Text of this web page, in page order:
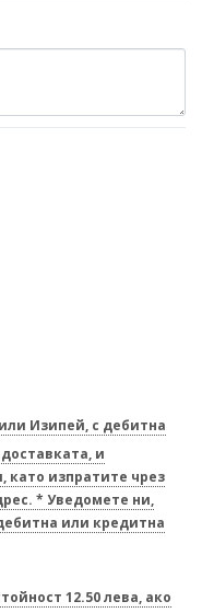
Изипей, с дебитна
и
като изпратите чрез
* Уведомете ни,
или кредитна
12.50 лева, ако